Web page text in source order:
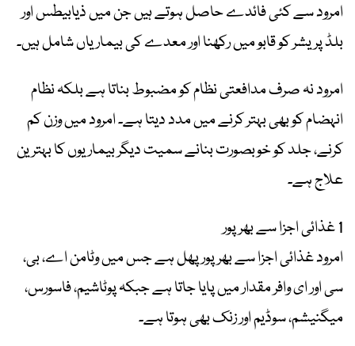
امرود سے کئی فائدے حاصل ہوتے ہیں جن میں ذیابیطس اور
بلڈ پریشر کو قابو میں رکھنا اور معدے کی بیماریاں شامل ہیں۔
امرود نہ صرف مدافعتی نظام کو مضبوط بناتا ہے بلکہ نظام
انہضام کو بھی بہتر کرنے میں مدد دیتا ہے۔ امرود میں وزن کم
کرنے، جلد کو خوبصورت بنانے سمیت دیگر بیماریوں کا بہترین
علاج ہے۔
1 غذائی اجزا سے بھرپور
امرود غذائی اجزا سے بھرپور پھل ہے جس میں وٹامن اے، بی،
سی اور ای وافر مقدار میں پایا جاتا ہے جبکہ پوٹاشیم، فاسورس،
میگنیشم، سوڈیم اور زنک بھی ہوتا ہے۔